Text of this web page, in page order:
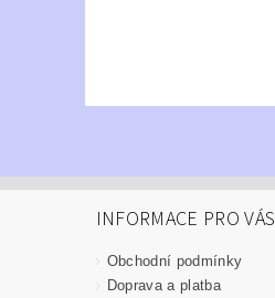
INFORMACE PRO VÁS
Obchodní podmínky
Doprava a platba